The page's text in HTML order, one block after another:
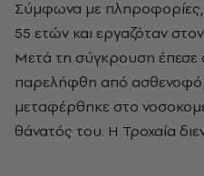
Σύμφωνα με
55 ετών και εργαζόταν
Μετά τη σύγκρουση
παρελήφθη από
μεταφέρθηκε στο
θάνατός του. Η Τροχαία